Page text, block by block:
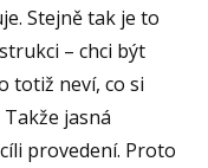
Stejně tak je to
– chci být
totiž neví, co si
jasná
provedení. Proto